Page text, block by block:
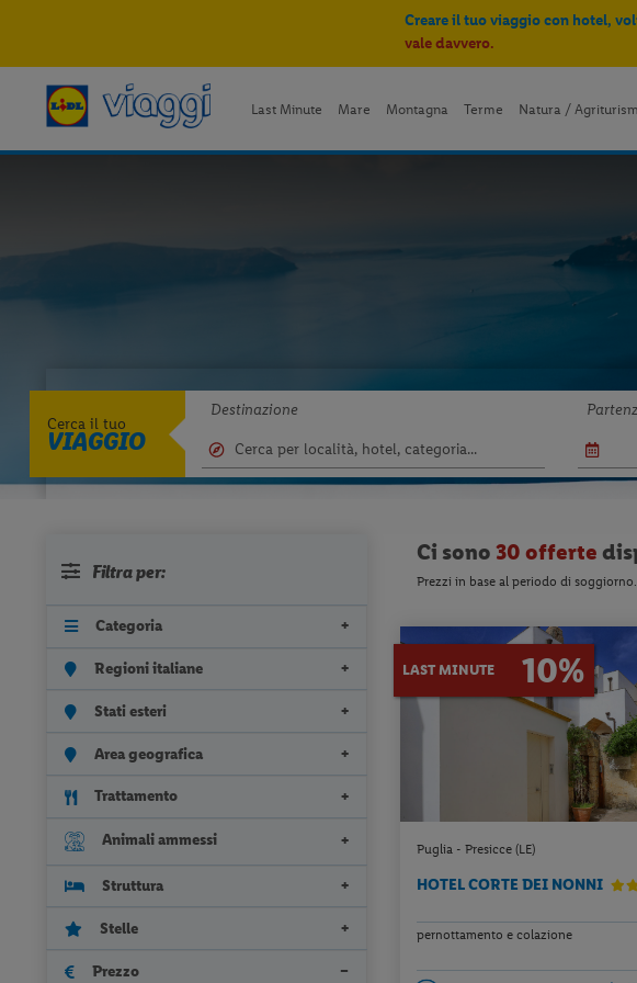
Creare il tuo viaggio con hotel,
vale davvero.
Last Minute Mare Montagna Terme Natura /
Cerca il tuo
VIAGGIO
Destinazione
Filtra per:
Categoria
Regioni italiane
Stati esteri
Area geografica
Trattamento
Animali ammessi
Struttura
Stelle
Prezzo
Ci sono 30 offerte
Prezzi in base al periodo di soggiorno.
LAST MINUTE 10%
Puglia - Presicce (LE)
HOTEL CORTE DEI NONNI
pernottamento e colazione